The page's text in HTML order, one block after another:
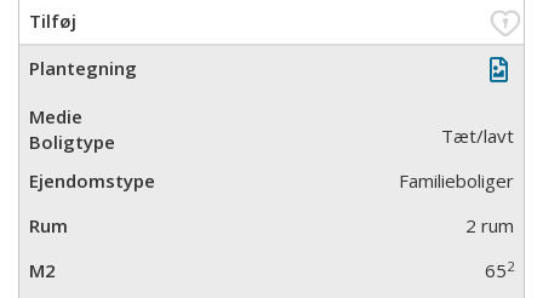
Tæt/lavt
Familieboliger
2 rum
652